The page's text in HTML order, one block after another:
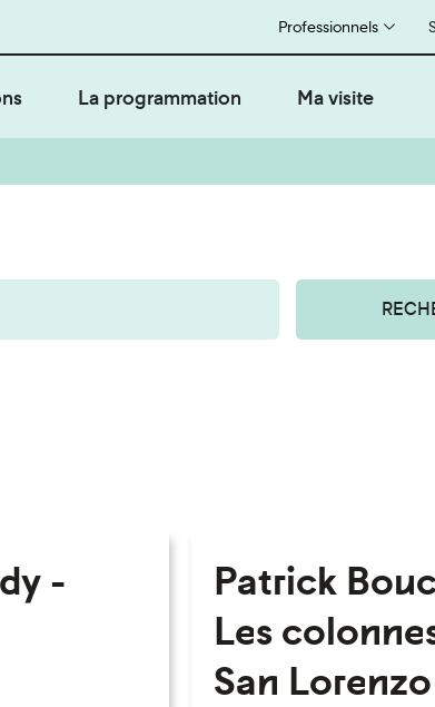
Professionnels
La programmation Ma visite
-
Patrick
Les
San Lorenzo